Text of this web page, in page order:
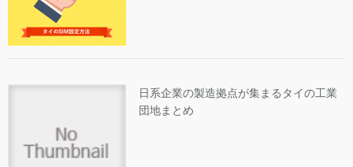
日系企業の製造拠点が集まるタイの工業
団地まとめ